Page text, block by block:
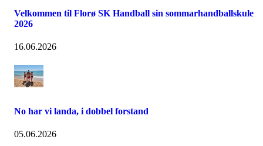
Velkommen til Florø SK Handball sin sommarhandballskule
2026
16.06.2026
No har vi landa, i dobbel forstand
05.06.2026